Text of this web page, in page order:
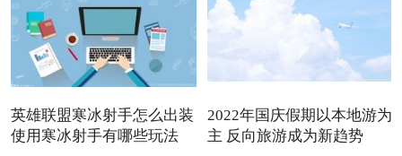
英雄联盟寒冰射手怎么出装
使用寒冰射手有哪些玩法
2022年国庆假期以本地游为
主 反向旅游成为新趋势